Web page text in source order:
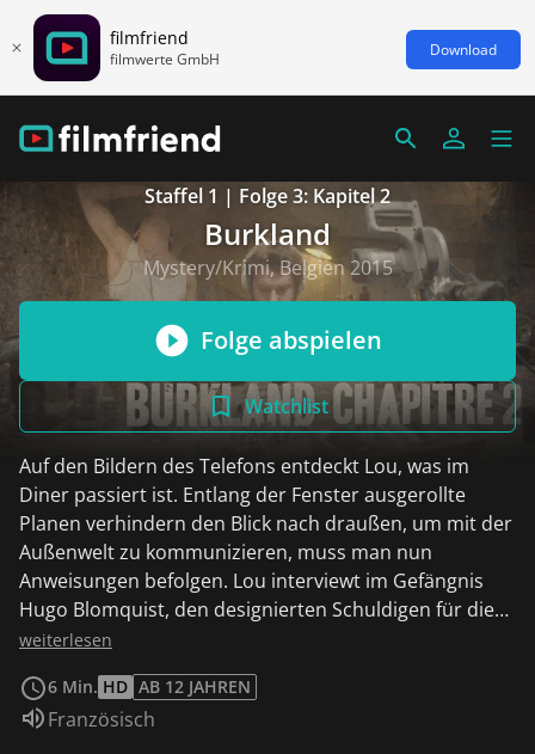
filmfriend
filmwerte GmbH Download
Staffel 1 | Folge 3: Kapitel 2
Burkland
Mystery/Krimi, Belgien 2015
Folge abspielen
Watchlist
Auf den Bildern des Telefons entdeckt Lou, was im
Diner passiert ist. Entlang der Fenster ausgerollte
Planen verhindern den Blick nach draußen, um mit der
Außenwelt zu kommunizieren, muss man nun
Anweisungen befolgen. Lou interviewt im Gefängnis
Hugo Blomquist, den designierten Schuldigen für die
Ereignisse in Burkland.
weiterlesen
6 Min. HD AB 12 JAHREN
Sprache:
Französisch